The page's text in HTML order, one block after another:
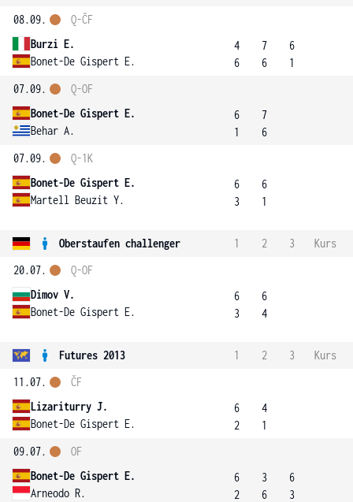
08.09.
Burzi E.
Bonet-De Gispert E.
Q-ČF
4
6
7
6
6
1
07.09.
Bonet-De Gispert E.
Behar A.
Q-OF
6
1
7
6
07.09.
Bonet-De Gispert E.
Martell Beuzit Y.
Q-1K
6
3
6
1
Oberstaufen challenger 1 2 3
Kurs
20.07.
Dimov V.
Bonet-De Gispert E.
Q-OF
6
3
6
4
Futures 2013 1 2 3
Kurs
11.07.
Lizariturry J.
Bonet-De Gispert E.
ČF
6
2
4
1
09.07.
Bonet-De Gispert E.
Arneodo R.
OF
6
2
3
6
6
3